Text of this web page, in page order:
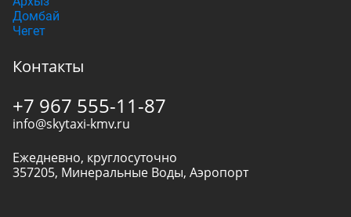
Домбай
Чегет
Контакты
+7 967 555-11-87
info@skytaxi-kmv.ru
Ежедневно, круглосуточно
357205, Минеральные Воды, Аэропорт